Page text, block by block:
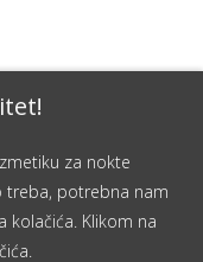
za nokte
treba, potrebna nam
kolačića. Klikom na